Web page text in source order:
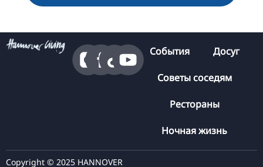
События Досуг
Советы соседям
Рестораны
Ночная жизнь
Copyright © 2025 HANNOVER